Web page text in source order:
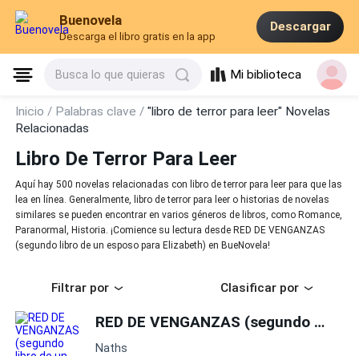
Buenovela
Descarga el libro gratis en la app
Descargar
Busca lo que quieras Mi biblioteca
Inicio / Palabras clave /"libro de terror para leer" Novelas
Relacionadas
Libro De Terror Para Leer
Aquí hay 500 novelas relacionadas con libro de terror para leer para que las
lea en línea. Generalmente, libro de terror para leer o historias de novelas
similares se pueden encontrar en varios géneros de libros, como Romance,
Paranormal, Historia. ¡Comience su lectura desde RED DE VENGANZAS
(segundo libro de un esposo para Elizabeth) en BueNovela!
Filtrar por Clasificar por
RED DE VENGANZAS (segundo libro de un esposo para Elizabeth)
Naths